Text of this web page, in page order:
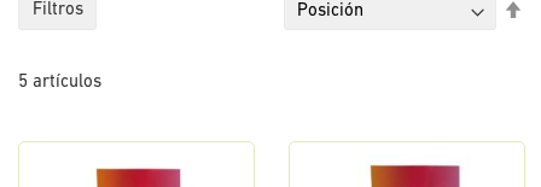
5 artículos
Filtros